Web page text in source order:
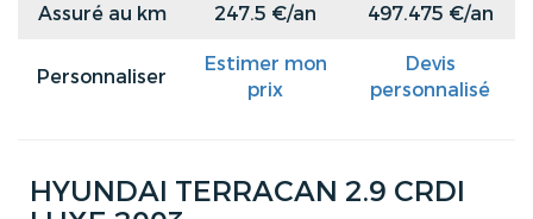
Assuré au km 247.5 €/an 497.475 €/an
Personnaliser
Estimer mon
prix
Devis
personnalisé
HYUNDAI TERRACAN 2.9 CRDI